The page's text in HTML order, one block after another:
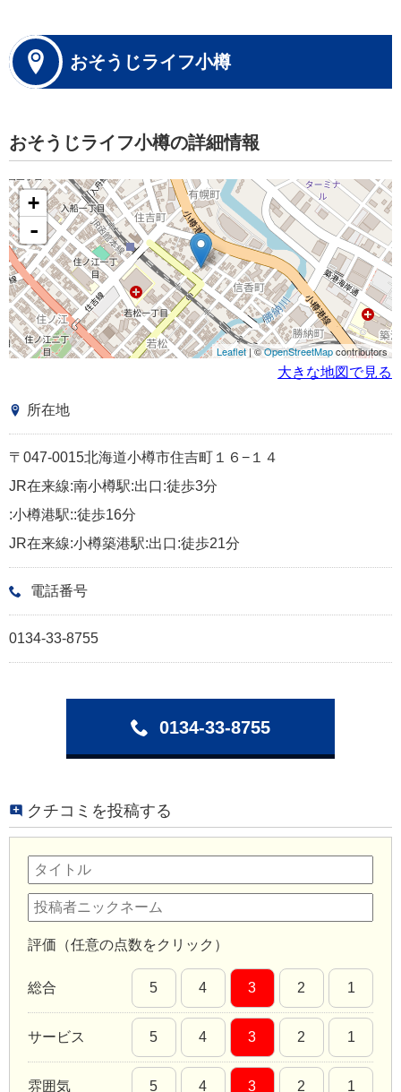
おそうじライフ小樽
おそうじライフ小樽の詳細情報
+
-
Leaflet| ©OpenStreetMapcontributors
大きな地図で見る
所在地
〒047-0015北海道小樽市住吉町１６−１４
JR在来線:南小樽駅:出口:徒歩3分
:小樽港駅::徒歩16分
JR在来線:小樽築港駅:出口:徒歩21分
電話番号
0134-33-8755
0134-33-8755
クチコミを投稿する
評価（任意の点数をクリック）
総合 5 4 3 2 1
サービス 5 4 3 2 1
雰囲気 5 4 3 2 1